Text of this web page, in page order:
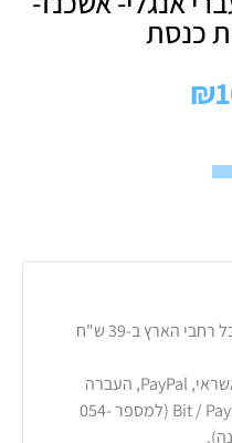
כנסת
₪
שליח עד הבית לכל רחבי הארץ ב-39 ש"ח
כרטיסי אשראי, PayPal, העברה
בנקאית או באפליקציות Bit / Paybox (למספר 054-